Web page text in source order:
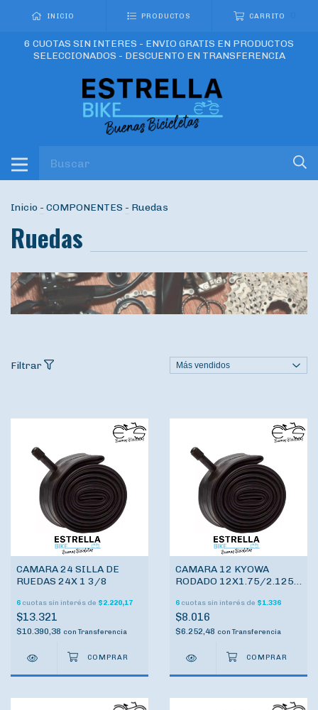
INICIO PRODUCTOS CARRITO
6 CUOTAS SIN INTERES - ENVIO GRATIS EN PRODUCTOS
SELECCIONADOS - DESCUENTO EN TRANSFERENCIA
Inicio - COMPONENTES - Ruedas
Ruedas
Filtrar
CAMARA 24 SILLA DE
RUEDAS 24X 1 3/8
6 cuotas sin interés de $2.220,17
$13.321
$10.390,38 con Transferencia
CAMARA 12 KYOWA
RODADO 12X1.75/2.125
6 cuotas sin interés de $1.336
$8.016
$6.252,48 con Transferencia